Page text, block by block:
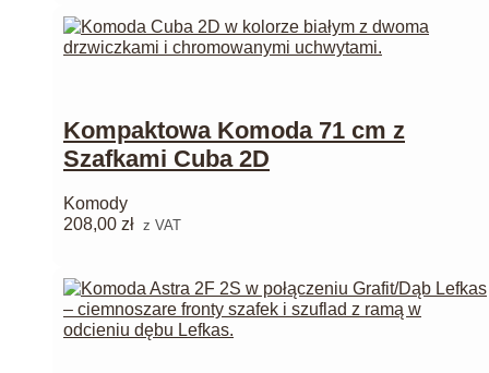
Kompaktowa Komoda 71 cm z
Szafkami Cuba 2D
Komody
208,00 zł z VAT